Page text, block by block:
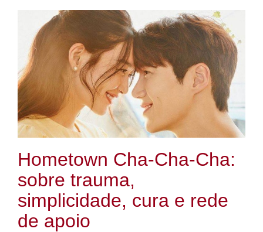
Hometown Cha-Cha-Cha:
sobre trauma,
simplicidade, cura e rede
de apoio